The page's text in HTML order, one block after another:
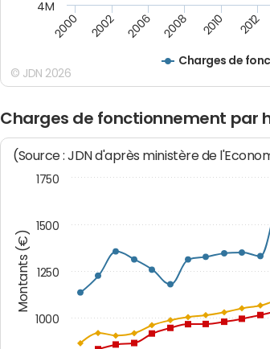
Charges de
2000 2002 2006 2008 2010 2012
4M
© JDN 2026
Charges de fonctionnement par
Montants (€)
(Source : JDN d'après ministère de
1000
1250
1500
1750